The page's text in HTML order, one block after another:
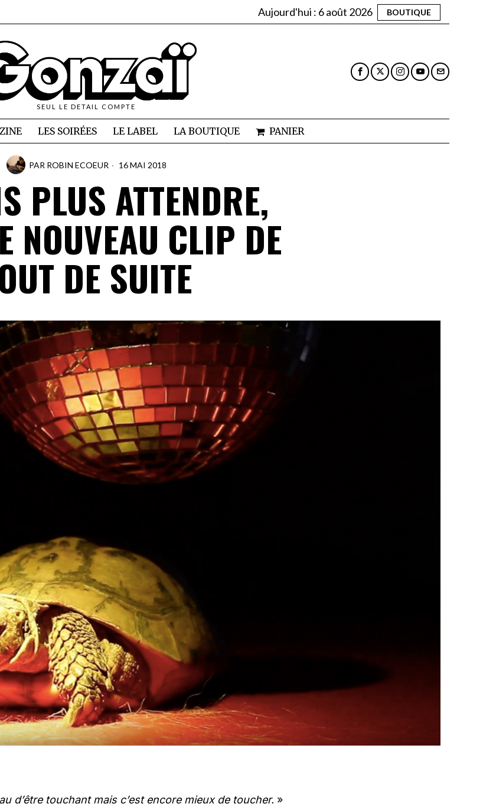
Aujourd'hui : 6 août 2026 BOUTIQUE
SEUL LE DETAIL COMPTE
LES SOIRÉES LE LABEL LA BOUTIQUE PANIER
PAR ROBIN ECOEUR 16 MAI 2018
PLUS ATTENDRE,
NOUVEAU CLIP DE
DE SUITE
d’être touchant mais c’est encore mieux de toucher. »